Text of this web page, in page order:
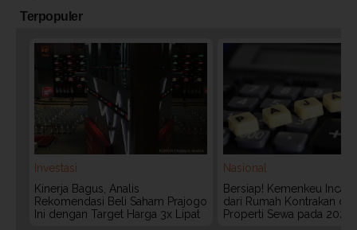
Terpopuler
Investasi
Kinerja Bagus, Analis
Rekomendasi Beli Saham Prajogo
Ini dengan Target Harga 3x Lipat
Nasional
Bersiap! Kemenkeu Incar
dari Rumah Kontrakan dan
Properti Sewa pada 2027